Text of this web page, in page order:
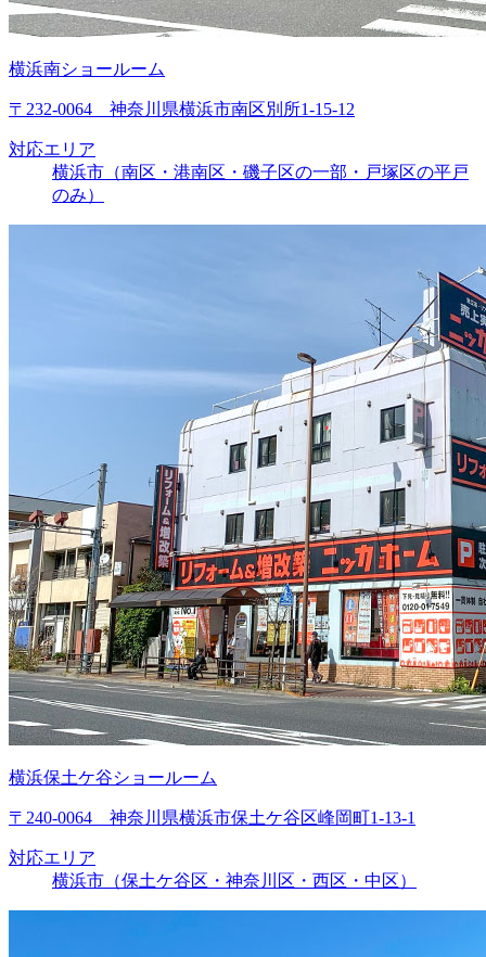
横浜南ショールーム
〒232-0064 神奈川県横浜市南区別所1-15-12
対応エリア
横浜市（南区・港南区・磯子区の一部・戸塚区の平戸
のみ）
横浜保土ケ谷ショールーム
〒240-0064 神奈川県横浜市保土ケ谷区峰岡町1-13-1
対応エリア
横浜市（保土ケ谷区・神奈川区・西区・中区）